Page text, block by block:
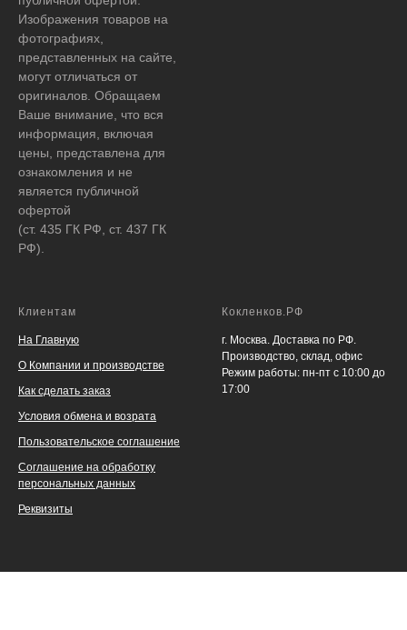
Изображения товаров на
фотографиях,
представленных на сайте,
могут отличаться от
оригиналов. Обращаем
Ваше внимание, что вся
информация, включая
цены, представлена для
ознакомления и не
является публичной
офертой
(ст. 435 ГК РФ, ст. 437 ГК
РФ).
Клиентам
На Главную
О Компании и производстве
Как сделать заказ
Условия обмена и возрата
Пользовательское соглашение
Соглашение на обработку
персональных данных
Реквизиты
Кокленков.РФ
г. Москва. Доставка по РФ.
Производство, склад, офис
Режим работы: пн-пт с 10:00 до
17:00